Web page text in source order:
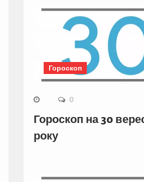
Гороскоп
0
Гороскоп на 30
року